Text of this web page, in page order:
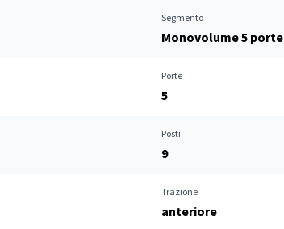
Segmento
Monovolume 5 porte
Porte
5
Posti
9
Trazione
anteriore